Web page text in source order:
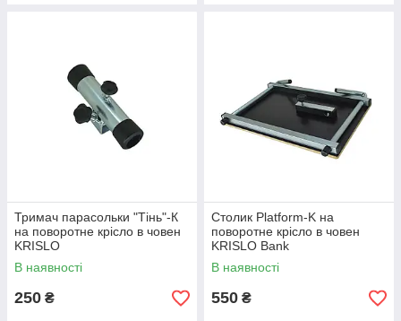
Тримач парасольки "Тінь"-К
на поворотне крісло в човен
KRISLO
В наявності
250 ₴
Столик Platform-K на
поворотне крісло в човен
KRISLO Bank
В наявності
550 ₴